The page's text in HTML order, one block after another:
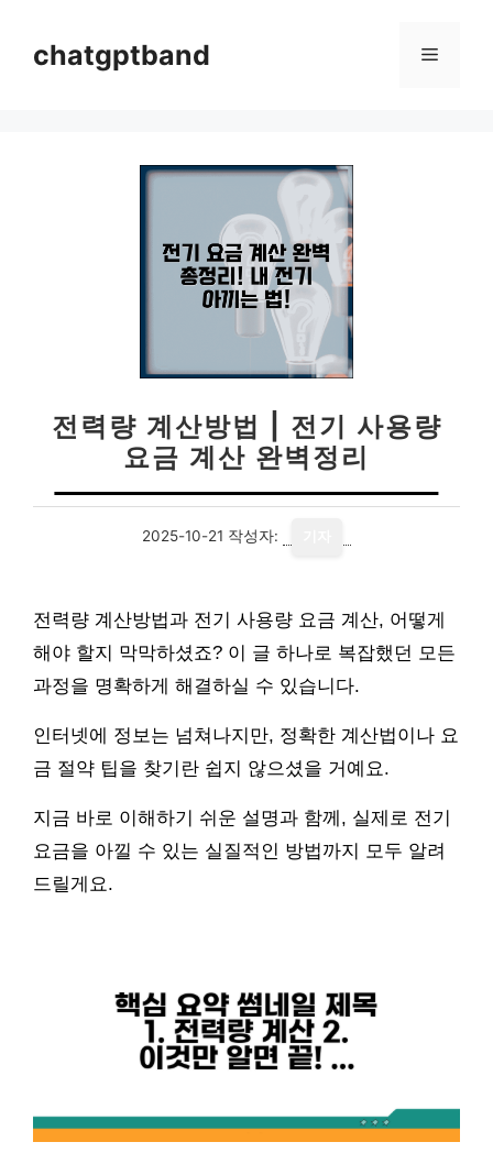
chatgptband 메
전력량 계산방법 | 전기 사용량
요금 계산 완벽정리
2025-10-21 작성자:
전력량 계산방법과 전기 사용량 요금 계산, 어떻게
해야 할지 막막하셨죠? 이 글 하나로 복잡했던 모든
과정을 명확하게 해결하실 수 있습니다.
인터넷에 정보는 넘쳐나지만, 정확한 계산법이나 요
금 절약 팁을 찾기란 쉽지 않으셨을 거예요.
지금 바로 이해하기 쉬운 설명과 함께, 실제로 전기
요금을 아낄 수 있는 실질적인 방법까지 모두 알려
드릴게요.